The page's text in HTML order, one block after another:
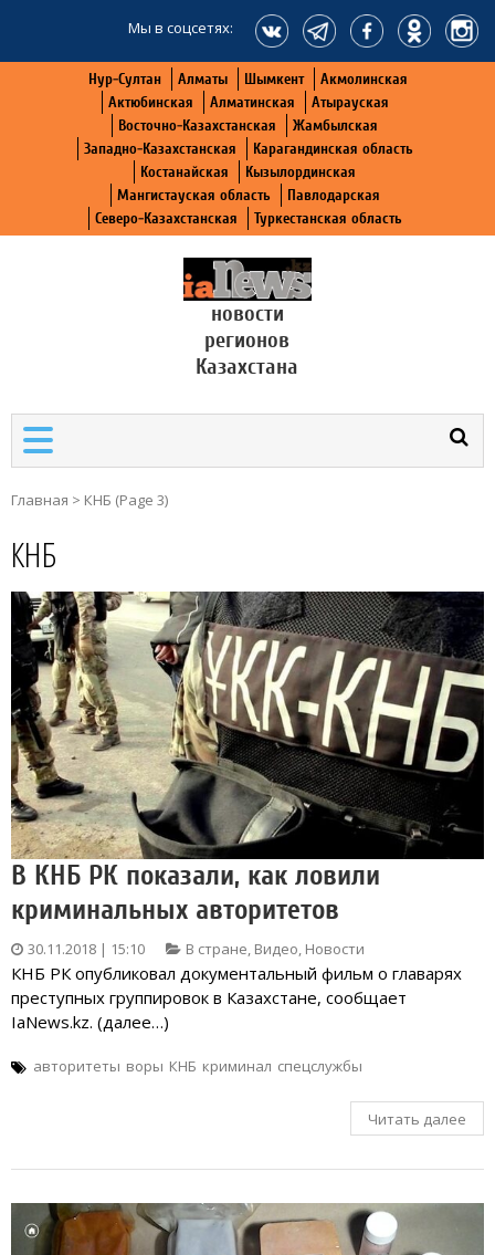
Мы в соцсетях:
Нур-Султан Алматы Шымкент
Акмолинская
Актюбинская
Алматинская
Атырауская
Восточно-Казахстанская
Жамбылская
Западно-Казахстанская
Карагандинская область
Костанайская
Кызылординская
Мангистауская область
Павлодарская
Северо-Казахстанская
Туркестанская область
новости
регионов
Казахстана
Главная > КНБ (Page 3)
КНБ
В КНБ РК показали, как ловили
криминальных авторитетов
30.11.2018 | 15:10 В стране, Видео, Новости
КНБ РК опубликовал документальный фильм о главарях
преступных группировок в Казахстане, сообщает
IaNews.kz. (далее…)
авторитеты воры КНБ криминал спецслужбы
Читать далее